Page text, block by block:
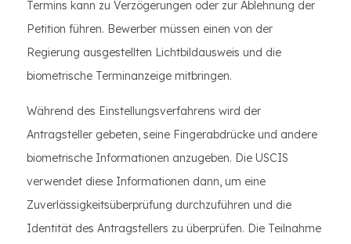
Termins kann zu Verzögerungen oder zur Ablehnung der
Petition führen. Bewerber müssen einen von der
Regierung ausgestellten Lichtbildausweis und die
biometrische Terminanzeige mitbringen.
Während des Einstellungsverfahrens wird der
Antragsteller gebeten, seine Fingerabdrücke und andere
biometrische Informationen anzugeben. Die USCIS
verwendet diese Informationen dann, um eine
Zuverlässigkeitsüberprüfung durchzuführen und die
Identität des Antragstellers zu überprüfen. Die Teilnahme